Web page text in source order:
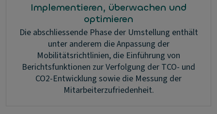
Implementieren, überwachen und
optimieren
Die abschliessende Phase der Umstellung enthält
unter anderem die Anpassung der
Mobilitätsrichtlinien, die Einführung von
Berichtsfunktionen zur Verfolgung der TCO- und
CO2-Entwicklung sowie die Messung der
Mitarbeiterzufriedenheit.